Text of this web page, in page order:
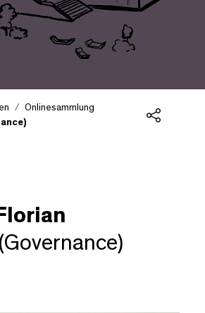
Onlinesammlung